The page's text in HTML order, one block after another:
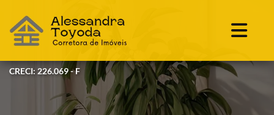
CRECI: 226.069 - F